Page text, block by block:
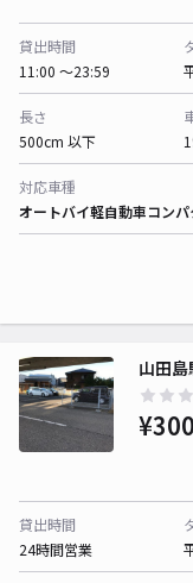
貸出時間
11:00 〜23:59
長さ
500cm 以下
対応車種
オートバイ軽自動車コン
山田
貸出時間
24時間営業